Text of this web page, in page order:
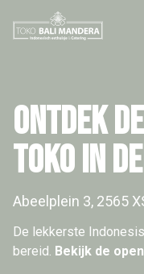
Ontdek
toko in
Abeelplein 3, 2565
De lekkerste
bereid. Bekijk de